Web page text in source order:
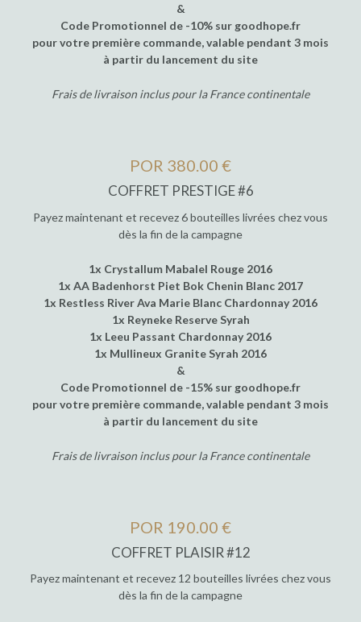
&
Code Promotionnel de -10% sur goodhope.fr
pour votre première commande, valable pendant 3 mois
à partir du lancement du site
Frais de livraison inclus pour la France continentale
POR 380.00 €
COFFRET PRESTIGE #6
Payez maintenant et recevez 6 bouteilles livrées chez vous
dès la fin de la campagne
1x Crystallum Mabalel Rouge 2016
1x AA Badenhorst Piet Bok Chenin Blanc 2017
1x Restless River Ava Marie Blanc Chardonnay 2016
1x Reyneke Reserve Syrah
1x Leeu Passant Chardonnay 2016
1x Mullineux Granite Syrah 2016
&
Code Promotionnel de -15% sur goodhope.fr
pour votre première commande, valable pendant 3 mois
à partir du lancement du site
Frais de livraison inclus pour la France continentale
POR 190.00 €
COFFRET PLAISIR #12
Payez maintenant et recevez 12 bouteilles livrées chez vous
dès la fin de la campagne